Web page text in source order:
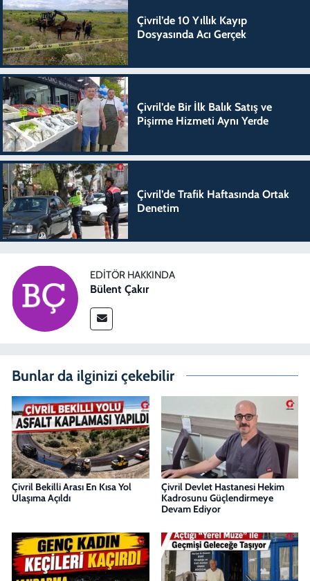
Çivril’de 10 Yıllık Kayıp
Dosyasında Acı Gerçek
Çivril’de Bir İlk Balık Satış ve
Pişirme Hizmeti Aynı Yerde
Çivril’de Trafik Haftasında Ortak
Denetim
EDITÖR HAKKINDA
Bülent Çakır
Bunlar da ilginizi çekebilir
Çivril Bekilli Arası En Kısa Yol
Ulaşıma Açıldı
Çivril Devlet Hastanesi Hekim
Kadrosunu Güçlendirmeye
Devam Ediyor